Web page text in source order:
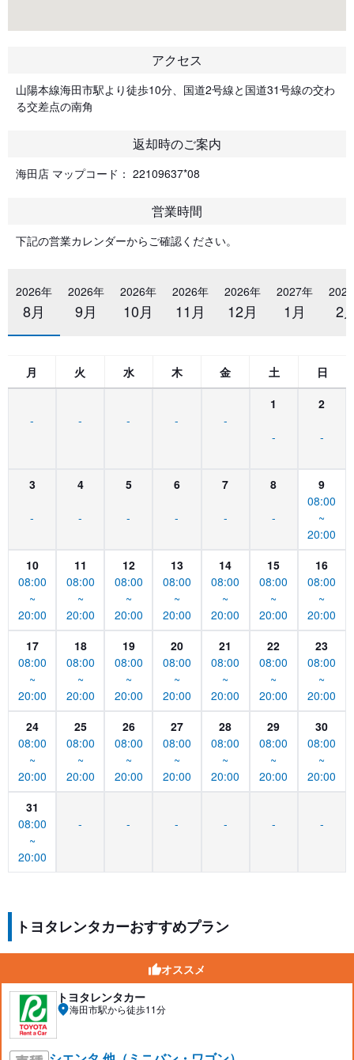
アクセス
山陽本線海田市駅より徒歩10分、国道2号線と国道31号線の交わ
る交差点の南角
返却時のご案内
海田店 マップコード： 22109637*08
営業時間
下記の営業カレンダーからご確認ください。
2026年
8月
2026年
9月
2026年
10月
2026年
11月
2026年
12月
2027年
1月 2
月 火 水 木 金 土 日
- - - - -
1
-
2
-
3
-
4
-
5
-
6
-
7
-
8
-
9
08:00
~
20:00
10
08:00
~
20:00
11
08:00
~
20:00
12
08:00
~
20:00
13
08:00
~
20:00
14
08:00
~
20:00
15
08:00
~
20:00
16
08:00
~
20:00
17
08:00
~
20:00
18
08:00
~
20:00
19
08:00
~
20:00
20
08:00
~
20:00
21
08:00
~
20:00
22
08:00
~
20:00
23
08:00
~
20:00
24
08:00
~
20:00
25
08:00
~
20:00
26
08:00
~
20:00
27
08:00
~
20:00
28
08:00
~
20:00
29
08:00
~
20:00
30
08:00
~
20:00
31
08:00
~
20:00
- - - - - -
トヨタレンタカーおすすめプラン
オススメ
トヨタレンタカー
海田市駅から徒歩11分